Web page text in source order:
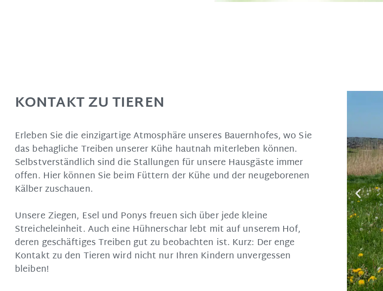
KONTAKT ZU TIEREN
Erleben Sie die einzigartige Atmosphäre unseres Bauernhofes, wo Sie
das behagliche Treiben unserer Kühe hautnah miterleben können.
Selbstverständlich sind die Stallungen für unsere Hausgäste immer
offen. Hier können Sie beim Füttern der Kühe und der neugeborenen
Kälber zuschauen.
Unsere Ziegen, Esel und Ponys freuen sich über jede kleine
Streicheleinheit. Auch eine Hühnerschar lebt mit auf unserem Hof,
deren geschäftiges Treiben gut zu beobachten ist. Kurz: Der enge
Kontakt zu den Tieren wird nicht nur Ihren Kindern unvergessen
bleiben!